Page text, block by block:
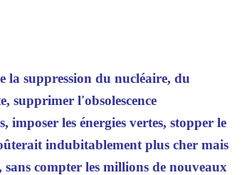
la suppression du nucléaire, du
supprimer l'obsolescence
imposer les énergies vertes, stopper le
indubitablement plus cher mais
compter les millions de nouveaux